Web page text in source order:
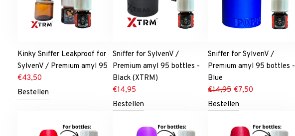
Kinky Sniffer Leakproof for
SylvenV / Premium amyl 95
€43,50
Bestellen
Sniffer for SylvenV /
Premium amyl 95 bottles -
Black (XTRM)
€14,95
Bestellen
Sniffer for SylvenV /
Premium amyl 95 bottles -
Blue
€14,95 €7,50
Bestellen